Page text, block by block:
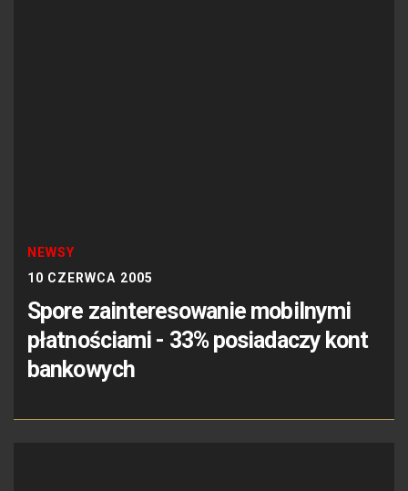
NEWSY
10 CZERWCA 2005
Spore zainteresowanie mobilnymi
płatnościami - 33% posiadaczy kont
bankowych